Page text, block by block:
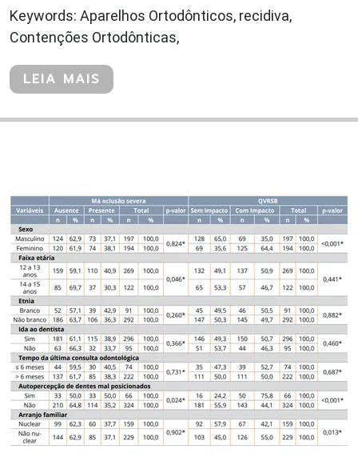
Keywords: Aparelhos Ortodônticos, recidiva,
Contenções Ortodônticas,
LEIA MAIS